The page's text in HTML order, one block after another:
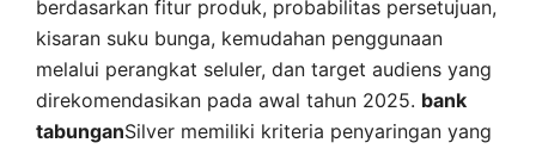
berdasarkan fitur produk, probabilitas persetujuan,
kisaran suku bunga, kemudahan penggunaan
melalui perangkat seluler, dan target audiens yang
direkomendasikan pada awal tahun 2025. bank
tabunganSilver memiliki kriteria penyaringan yang